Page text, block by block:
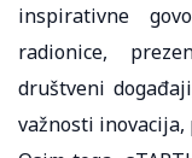
inspirativne
radionice,
društveni
važnosti